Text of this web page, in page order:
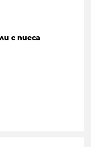
с пиеса